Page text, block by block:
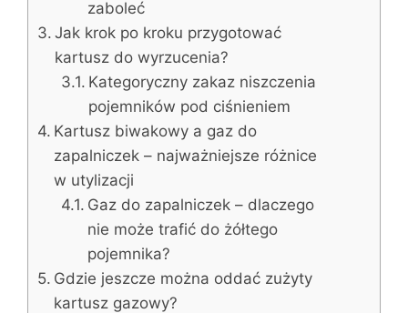
zaboleć
Jak krok po kroku przygotować
kartusz do wyrzucenia?
Kategoryczny zakaz niszczenia
pojemników pod ciśnieniem
Kartusz biwakowy a gaz do
zapalniczek – najważniejsze różnice
w utylizacji
Gaz do zapalniczek – dlaczego
nie może trafić do żółtego
pojemnika?
Gdzie jeszcze można oddać zużyty
kartusz gazowy?